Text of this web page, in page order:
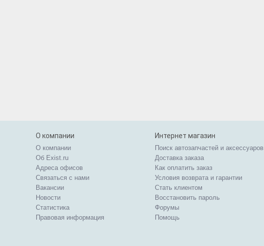
О компании
О компании
Об Exist.ru
Адреса офисов
Связаться с нами
Вакансии
Новости
Статистика
Правовая информация
Интернет магазин
Поиск автозапчастей и аксессуаров
Доставка заказа
Как оплатить заказ
Условия возврата и гарантии
Стать клиентом
Восстановить пароль
Форумы
Помощь